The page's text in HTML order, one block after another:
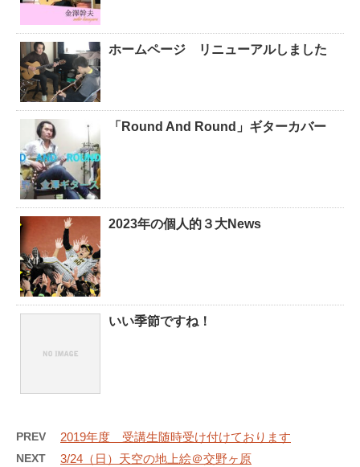
ホームページ リニューアルしました
「Round And Round」ギターカバー
2023年の個人的３大News
いい季節ですね！
PREV 2019年度 受講生随時受け付けております
NEXT 3/24（日）天空の地上絵＠交野ヶ原